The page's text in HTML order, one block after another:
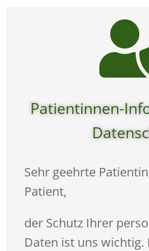
Patientinnen-
Sehr geehrte
Patient,
der Schutz Ihrer
Daten ist uns wichtig.